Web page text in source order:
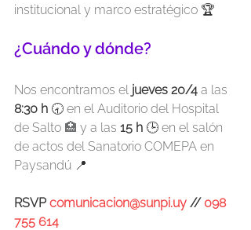
institucional y marco estratégico 🏆
¿Cuándo y dónde?
Nos encontramos el jueves 20/4 a las
8:30 h 🕣 en el Auditorio del Hospital
de Salto 🏥 y a las 15 h 🕒 en el salón
de actos del Sanatorio COMEPA en
Paysandú 📍
RSVP comunicacion@sunpi.uy // 098
755 614